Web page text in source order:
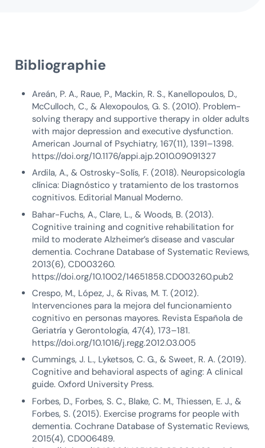
Bibliographie
Areán, P. A., Raue, P., Mackin, R. S., Kanellopoulos, D.,
McCulloch, C., & Alexopoulos, G. S. (2010). Problem-
solving therapy and supportive therapy in older adults
with major depression and executive dysfunction.
American Journal of Psychiatry, 167(11), 1391–1398.
https://doi.org/10.1176/appi.ajp.2010.09091327
Ardila, A., & Ostrosky-Solís, F. (2018). Neuropsicología
clínica: Diagnóstico y tratamiento de los trastornos
cognitivos. Editorial Manual Moderno.
Bahar-Fuchs, A., Clare, L., & Woods, B. (2013).
Cognitive training and cognitive rehabilitation for
mild to moderate Alzheimer’s disease and vascular
dementia. Cochrane Database of Systematic Reviews,
2013(6), CD003260.
https://doi.org/10.1002/14651858.CD003260.pub2
Crespo, M., López, J., & Rivas, M. T. (2012).
Intervenciones para la mejora del funcionamiento
cognitivo en personas mayores. Revista Española de
Geriatría y Gerontología, 47(4), 173–181.
https://doi.org/10.1016/j.regg.2012.03.005
Cummings, J. L., Lyketsos, C. G., & Sweet, R. A. (2019).
Cognitive and behavioral aspects of aging: A clinical
guide. Oxford University Press.
Forbes, D., Forbes, S. C., Blake, C. M., Thiessen, E. J., &
Forbes, S. (2015). Exercise programs for people with
dementia. Cochrane Database of Systematic Reviews,
2015(4), CD006489.